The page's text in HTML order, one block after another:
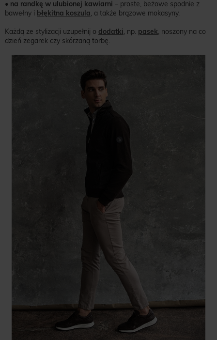
• na randkę w ulubionej kawiarni – proste, beżowe spodnie z
bawełny i błękitna koszula, a także brązowe mokasyny.
Każdą ze stylizacji uzupełnij o dodatki, np. pasek, noszony na co
dzień zegarek czy skórzaną torbę.